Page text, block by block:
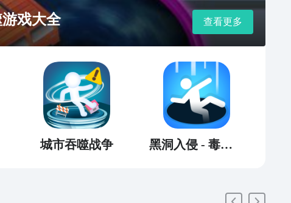
戏大全 查看更多
城市吞噬战争 黑洞入侵 - 毒液吞噬